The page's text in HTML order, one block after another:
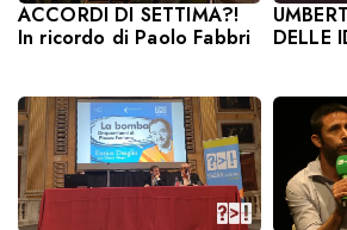
ACCORDI DI SETTIMA?!
In ricordo di Paolo Fabbri
DELLE